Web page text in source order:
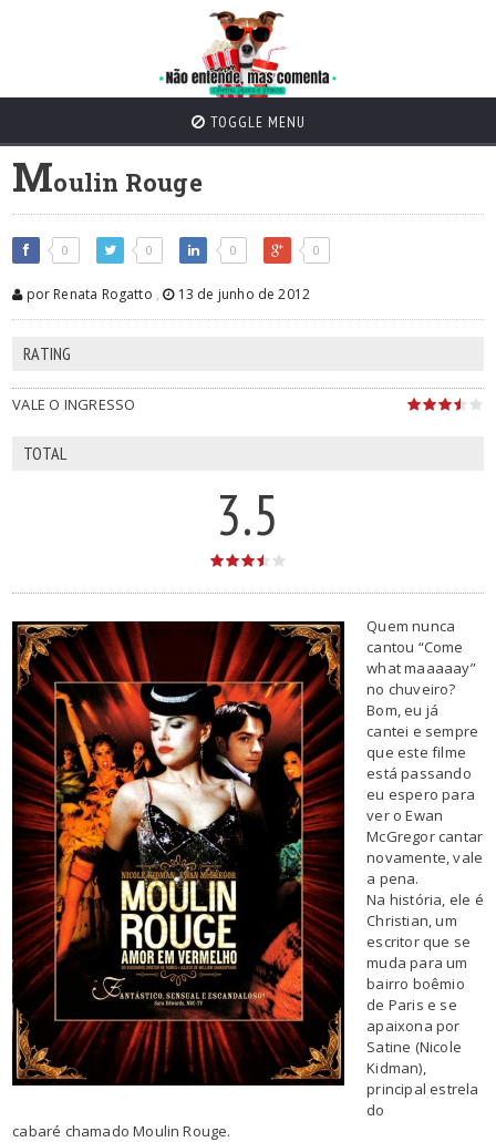
TOGGLE MENU
Moulin Rouge
0 0 0 0
por Renata Rogatto , 13 de junho de 2012
RATING
VALE O INGRESSO
TOTAL
3.5
Quem nunca
cantou “Come
what maaaaay”
no chuveiro?
Bom, eu já
cantei e sempre
que este filme
está passando
eu espero para
ver o Ewan
McGregor cantar
novamente, vale
a pena.
Na história, ele é
Christian, um
escritor que se
muda para um
bairro boêmio
de Paris e se
apaixona por
Satine (Nicole
Kidman),
principal estrela
do
cabaré chamado Moulin Rouge.